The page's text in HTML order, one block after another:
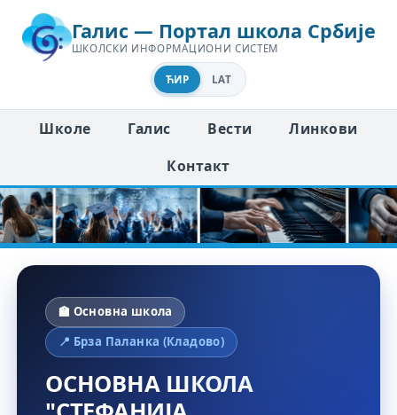
Галис — Портал школа Србије
ШКОЛСКИ ИНФОРМАЦИОНИ СИСТЕМ
ЋИР LAT
Школе Галис Вести
Линкови
Контакт
🏫 Основна школа
📍 Брза Паланка (Кладово)
ОСНОВНА ШКОЛА